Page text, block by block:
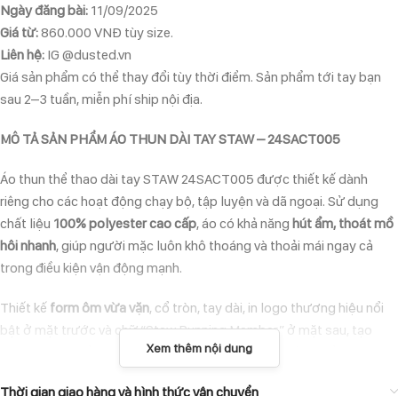
Ngày đăng bài: 11/09/2025
Giá từ:860.000 VNĐ tùy size.
Liên hệ: IG @dusted.vn
Giá sản phẩm có thể thay đổi tùy thời điểm. Sản phẩm tới tay bạn
sau 2–3 tuần, miễn phí ship nội địa.
MÔ TẢ SẢN PHẨM ÁO THUN DÀI TAY STAW – 24SACT005
Áo thun thể thao dài tay STAW 24SACT005 được thiết kế dành
riêng cho các hoạt động chạy bộ, tập luyện và dã ngoại. Sử dụng
chất liệu 100% polyester cao cấp, áo có khả năng hút ẩm, thoát mồ
hôi nhanh, giúp người mặc luôn khô thoáng và thoải mái ngay cả
trong điều kiện vận động mạnh.
Thiết kế form ôm vừa vặn, cổ tròn, tay dài, in logo thương hiệu nổi
bật ở mặt trước và chữ “Staw Running Member” ở mặt sau, tạo
phong cách thể thao hiện đại. Đây là chiếc áo lý tưởng để mặc khi
Xem thêm nội dung
Thời gian giao hàng và hình thức vận chuyển